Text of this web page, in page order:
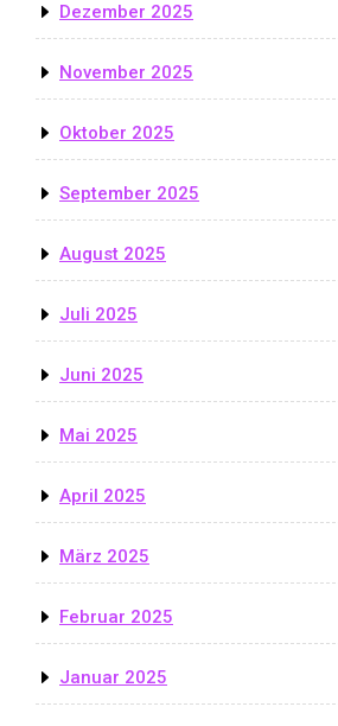
Dezember 2025
November 2025
Oktober 2025
September 2025
August 2025
Juli 2025
Juni 2025
Mai 2025
April 2025
März 2025
Februar 2025
Januar 2025